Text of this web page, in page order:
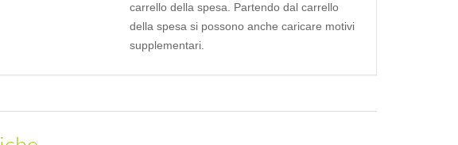
carrello della spesa. Partendo dal carrello
della spesa si possono anche caricare motivi
supplementari.